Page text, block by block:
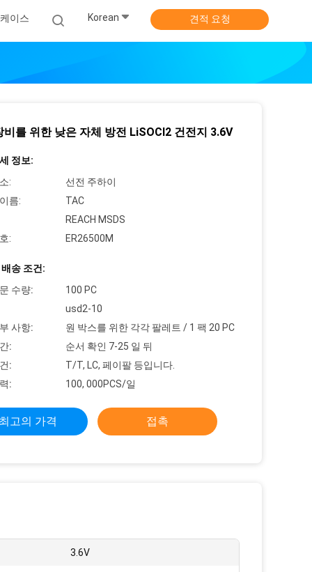
케이스 Korean 견적 요청
비를 위한 낮은 자체 방전 LiSOCl2 건전지 3.6V
정보:
:
선전 주하이
름:
TAC
REACH MSDS
:
ER26500M
송 조건:
수량:
100 PC
usd2-10
사항:
원 박스를 위한 각각 팔레트 / 1 팩 20 PC
:
순서 확인 7-25 일 뒤
:
T/T, LC, 페이팔 등입니다.
:
100, 000PCS/일
최고의 가격 접촉
3.6V